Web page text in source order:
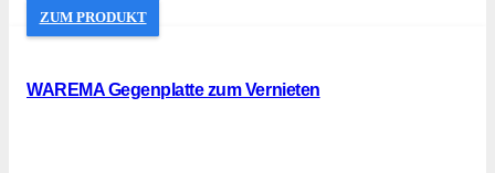
ZUM PRODUKT
WAREMA Gegenplatte zum Vernieten